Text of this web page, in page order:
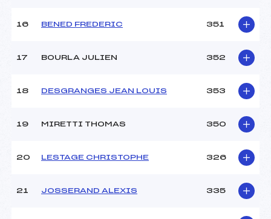
16 BENED FREDERIC 351
17 BOURLA JULIEN 352
18 DESGRANGES JEAN LOUIS 353
19 MIRETTI THOMAS 350
20 LESTAGE CHRISTOPHE 326
21 JOSSERAND ALEXIS 335